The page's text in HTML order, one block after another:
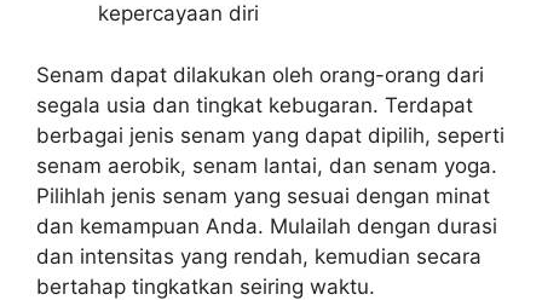
kepercayaan diri
Senam dapat dilakukan oleh orang-orang dari
segala usia dan tingkat kebugaran. Terdapat
berbagai jenis senam yang dapat dipilih, seperti
senam aerobik, senam lantai, dan senam yoga.
Pilihlah jenis senam yang sesuai dengan minat
dan kemampuan Anda. Mulailah dengan durasi
dan intensitas yang rendah, kemudian secara
bertahap tingkatkan seiring waktu.